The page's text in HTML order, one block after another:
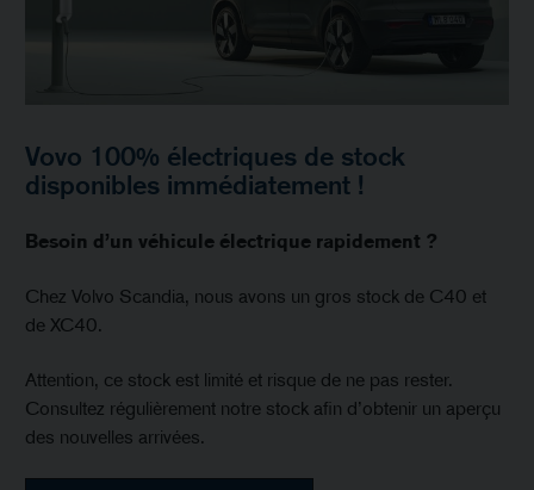
Vovo 100% électriques de stock
disponibles immédiatement !
Besoin d’un véhicule électrique rapidement ?
Chez Volvo Scandia, nous avons un gros stock de C40 et
de XC40.
Attention, ce stock est limité et risque de ne pas rester.
Consultez régulièrement notre stock afin d’obtenir un aperçu
des nouvelles arrivées.